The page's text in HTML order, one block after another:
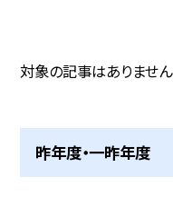
対象の記事はありません
昨年度・一昨年度